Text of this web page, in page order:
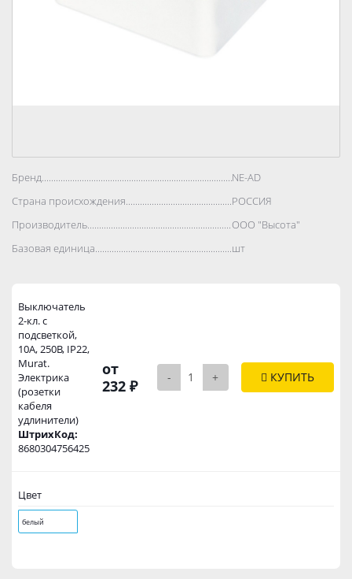
Бренд..................................................................................NE-AD
Страна происхождения..................................................................................
РОССИЯ
Производитель..................................................................................
ООО "Высота"
Базовая единица..................................................................................
шт
Выключатель
2-кл. с
подсветкой,
10А, 250В, IP22,
Murat.
Электрика
(розетки
кабеля
удлинители)
ШтрихКод:
8680304756425
от
232 ₽
- + КУПИТЬ
Цвет
белый